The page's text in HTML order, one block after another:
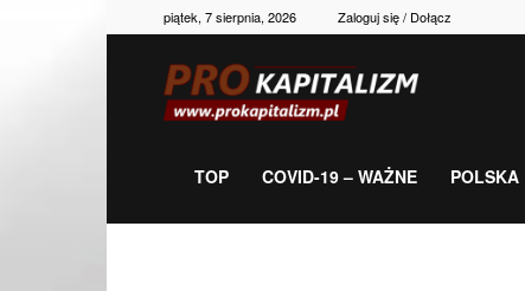
piątek, 7 sierpnia, 2026 Zaloguj się / Dołącz
gospodarka,
TOP COVID-19 – WAŻNE POLSKA